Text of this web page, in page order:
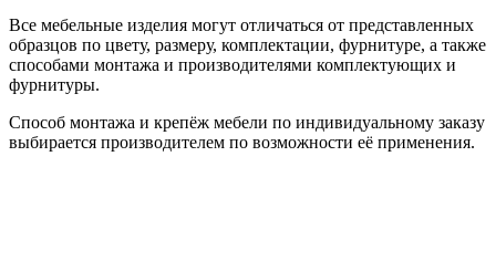
Все мебельные изделия могут отличаться от представленных
образцов по цвету, размеру, комплектации, фурнитуре, а также
способами монтажа и производителями комплектующих и
фурнитуры.
Способ монтажа и крепёж мебели по индивидуальному заказу
выбирается производителем по возможности её применения.